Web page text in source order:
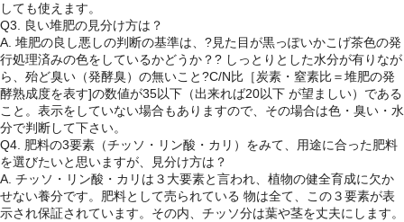
しても使えます。
Q3. 良い堆肥の見分け方は？
A. 堆肥の良し悪しの判断の基準は、?見た目が黒っぽいかこげ茶色の発
行処理済みの色をしているかどうか？? しっとりとした水分が有りなが
ら、殆ど臭い（発酵臭）の無いこと?C/N比［炭素・窒素比＝堆肥の発
酵熟成度を表す]の数値が35以下（出来れば20以下 が望ましい）である
こと。表示をしていない場合もありますので、その場合は色・臭い・水
分で判断して下さい。
Q4. 肥料の3要素（チッソ・リン酸・カリ）をみて、用途に合った肥料
を選びたいと思いますが、見分け方は？
A. チッソ・リン酸・カリは３大要素と言われ、植物の健全育成に欠か
せない養分です。肥料として売られている 物は全て、この３要素が表
示され保証されています。その内、チッソ分は葉や茎を丈夫にします。